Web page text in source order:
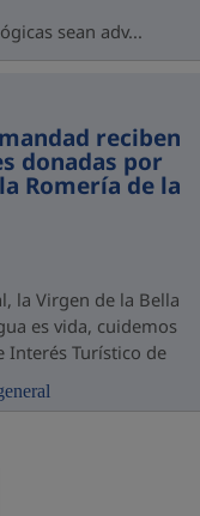
sean adv...
reciben
donadas por
Romería de la
la Virgen de la Bella
es vida, cuidemos
Interés Turístico de